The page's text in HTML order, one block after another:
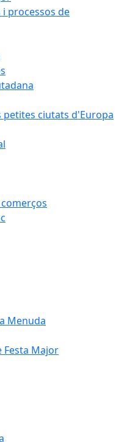
processos de
petites ciutats d'Europa
Menuda
Festa Major